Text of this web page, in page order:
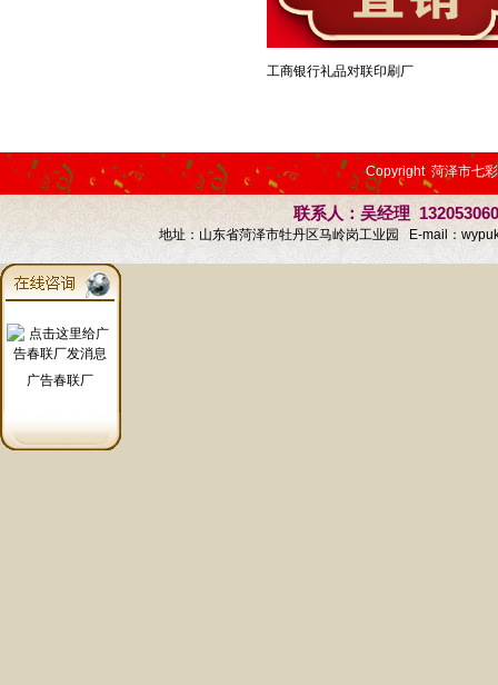
工商银行礼品对联印刷厂
Copyright 菏泽市七
联系人：吴经理
地址：山东省菏泽市牡丹区马岭岗工业园 E-mail：
广告春联厂